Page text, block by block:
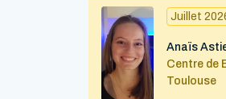
Juillet
Anaïs
Centre de
Toulouse